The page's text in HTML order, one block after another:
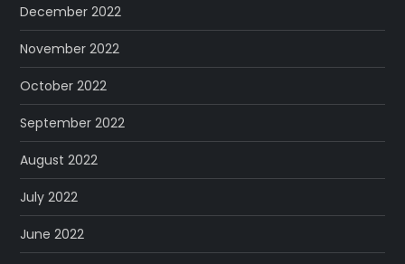
December 2022
November 2022
October 2022
September 2022
August 2022
July 2022
June 2022